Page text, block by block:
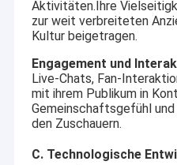
Aktivitäten.Ihre
zur weit verbreiteten
Kultur beigetragen.
Engagement und
Live-Chats, Fan-
mit ihrem Publikum in
Gemeinschaftsgefühl
den Zuschauern.
C. Technologische